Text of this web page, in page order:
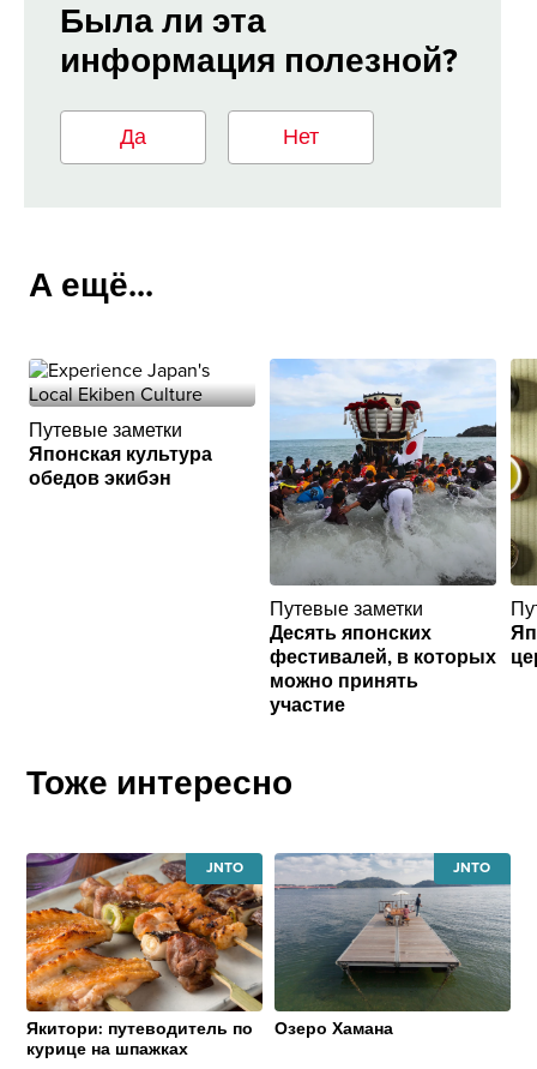
Была ли эта
информация полезной?
Да Нет
А ещё...
Путевые заметки
Японская культура
обедов экибэн
Путевые заметки
Десять японских
фестивалей, в которых
можно принять
участие
Тоже интересно
Якитори: путеводитель по
курице на шпажках
JAPAN
NATIONAL
TOURISM
ORGANIZATION
Озеро Хамана
JAPAN
NATIONAL
TOURISM